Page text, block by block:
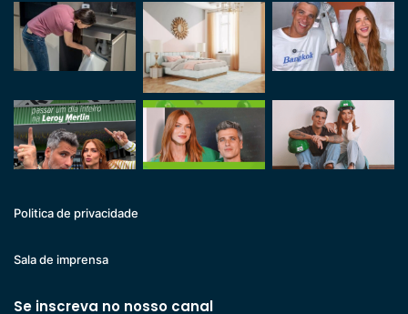
Politica de privacidade
Sala de imprensa
Se inscreva no nosso canal